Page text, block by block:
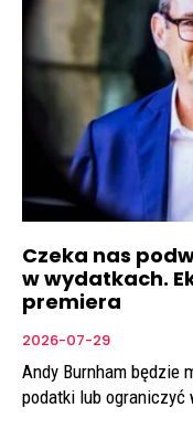
Czeka nas
w wydatkach.
premiera
2026-07-29
Andy Burnham będzie
podatki lub